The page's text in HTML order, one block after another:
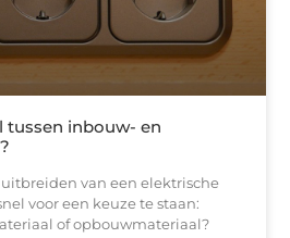
tussen inbouw- en
van een elektrische
voor een keuze te staan:
of opbouwmateriaal?